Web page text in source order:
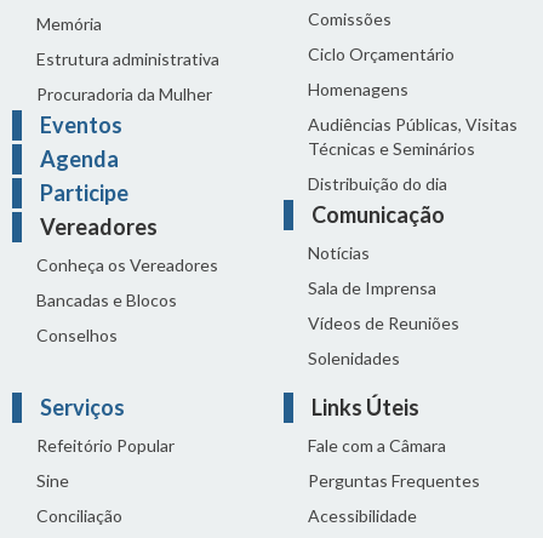
Memória
Estrutura administrativa
Procuradoria da Mulher
Eventos
Agenda
Participe
Vereadores
Conheça os Vereadores
Bancadas e Blocos
Conselhos
Comissões
Ciclo Orçamentário
Homenagens
Audiências Públicas, Visitas
Técnicas e Seminários
Distribuição do dia
Comunicação
Notícias
Sala de Imprensa
Vídeos de Reuniões
Solenidades
Serviços
Refeitório Popular
Sine
Conciliação
Links Úteis
Fale com a Câmara
Perguntas Frequentes
Acessibilidade